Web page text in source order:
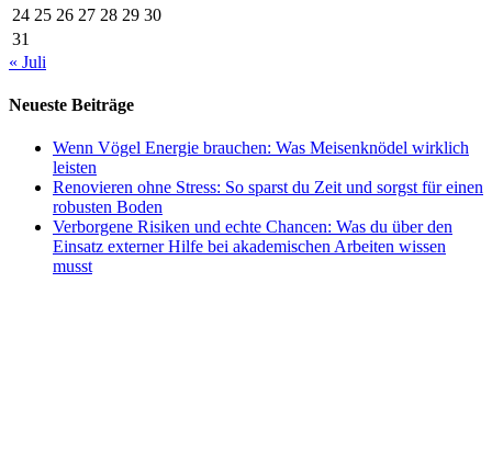
24 25 26 27 28 29 30
31
« Juli
Neueste Beiträge
Wenn Vögel Energie brauchen: Was Meisenknödel wirklich
leisten
Renovieren ohne Stress: So sparst du Zeit und sorgst für einen
robusten Boden
Verborgene Risiken und echte Chancen: Was du über den
Einsatz externer Hilfe bei akademischen Arbeiten wissen
musst